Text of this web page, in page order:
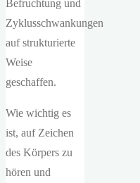
Befruchtung und
Zyklusschwankungen
auf strukturierte
Weise
geschaffen.
Wie wichtig es
ist, auf Zeichen
des Körpers zu
hören und